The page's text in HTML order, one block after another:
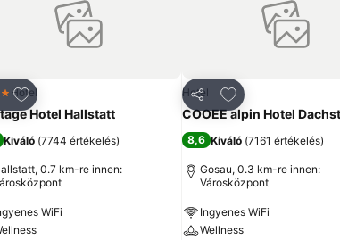
Hozzáadás a kedvencekhez
Hotel
Hotel Hallstatt
Kiváló (7744 értékelés)
0.7 km-re innen:
WiFi
Megosztás
Hozzáadás a
Hotel
COOEE alpin Hotel
8,6 Kiváló (7161 értékelés)
Gosau, 0.3 km-re innen:
Városközpont
Ingyenes WiFi
Wellness